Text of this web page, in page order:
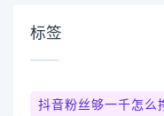
标签
抖音粉丝够一千怎么